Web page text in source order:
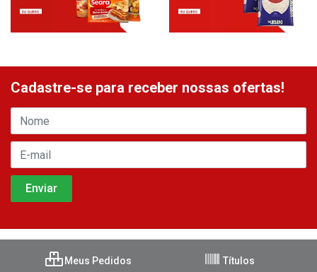
Cadastre-se para receber nossas ofertas!
Meus Pedidos Títulos